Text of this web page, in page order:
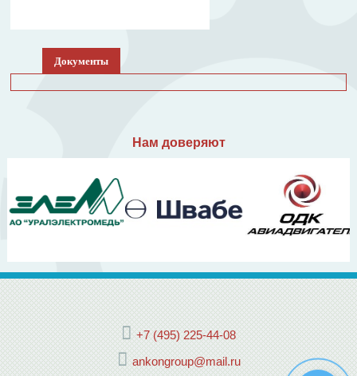
Документы
Нам доверяют
+7 (495) 225-44-08
ankongroup@mail.ru